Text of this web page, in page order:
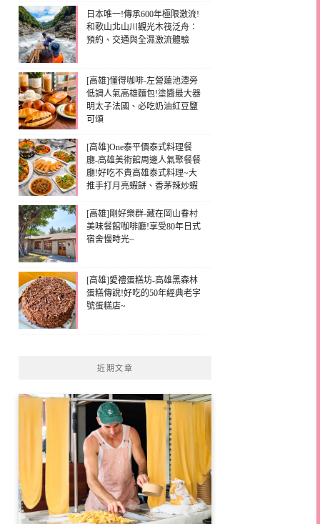
日本唯一!傳承600年極限激流!
和歌山北山川觀光木筏泛舟：
預約、交通與全濕激流體驗
[高雄]懂得咖啡-左營蓮池潭旁
低調人氣高雄麵包!塗醬最大器
明太子法國、必吃奶油紅豆鹽
可頌
[高雄]One泰平價泰式料理餐
廳-高雄美術館周邊人氣聚餐餐
廳!好吃不貴高雄泰式料理~大
推手打月亮蝦餅、香茅辣炒蝦
[高雄]剛好樂群-藏在岡山眷村
美味餐館咖啡廳!享受80年日式
宿舍慢時光~
[高雄]愛禮蛋糕坊-高雄黑森林
蛋糕傳說!好吃的50年經典老字
號蛋糕店~
近期文章